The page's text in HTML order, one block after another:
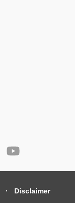
Disclaimer